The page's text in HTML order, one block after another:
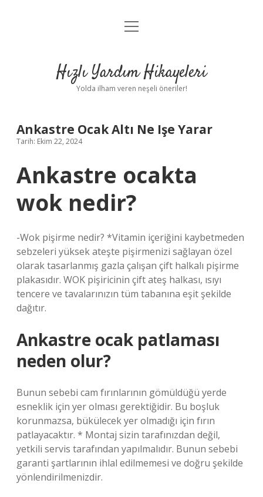
Anasayfa
Yasal Uyarı
menüyü
Hızlı Yardım Hikayeleri
Yolda ilham veren neşeli öneriler!
Ankastre Ocak Altı Ne Işe Yarar
Tarih: Ekim 22, 2024
Ankastre ocakta
wok nedir?
-Wok pişirme nedir? *Vitamin içeriğini kaybetmeden
sebzeleri yüksek ateşte pişirmenizi sağlayan özel
olarak tasarlanmış gazla çalışan çift halkalı pişirme
plakasıdır. WOK pişiricinin çift ateş halkası, ısıyı
tencere ve tavalarınızın tüm tabanına eşit şekilde
dağıtır.
Ankastre ocak patlaması
neden olur?
Bunun sebebi cam fırınlarının gömüldüğü yerde
esneklik için yer olması gerektiğidir. Bu boşluk
korunmazsa, bükülecek yer olmadığı için fırın
patlayacaktır. * Montaj sizin tarafınızdan değil,
yetkili servis tarafından yapılmalıdır. Bunun sebebi
garanti şartlarının ihlal edilmemesi ve doğru şekilde
yönlendirilmenizdir.